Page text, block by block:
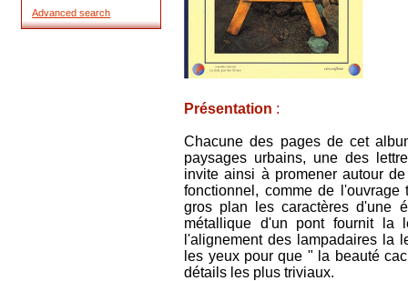
Advanced search
Présentation :
Chacune des pages de cet
paysages urbains, une des
invite ainsi à promener autour
fonctionnel, comme de
gros plan les caractères d'une
métallique d'un pont fournit
l'alignement des lampadaires la
les yeux pour que " la beauté
détails les plus triviaux.